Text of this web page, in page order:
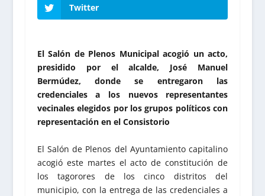
Twitter
El Salón de Plenos Municipal acogió un acto,
presidido por el alcalde, José Manuel
Bermúdez, donde se entregaron las
credenciales a los nuevos representantes
vecinales elegidos por los grupos políticos con
representación en el Consistorio
El Salón de Plenos del Ayuntamiento capitalino
acogió este martes el acto de constitución de
los tagorores de los cinco distritos del
municipio, con la entrega de las credenciales a